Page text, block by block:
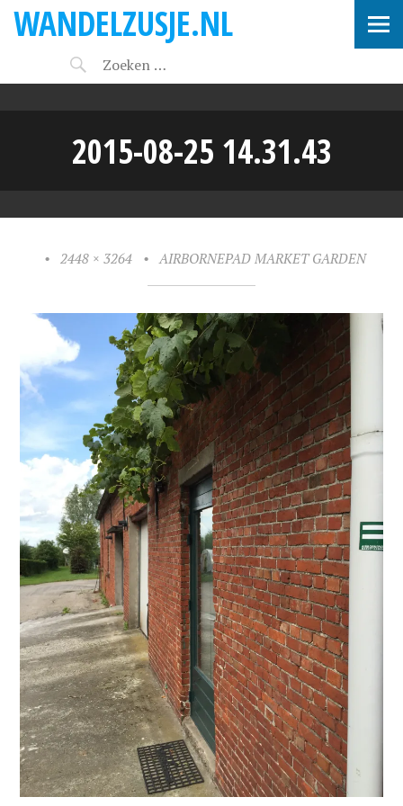
WANDELZUSJE.NL
2015-08-25 14.31.43
• 2448 × 3264 • AIRBORNEPAD MARKET GARDEN